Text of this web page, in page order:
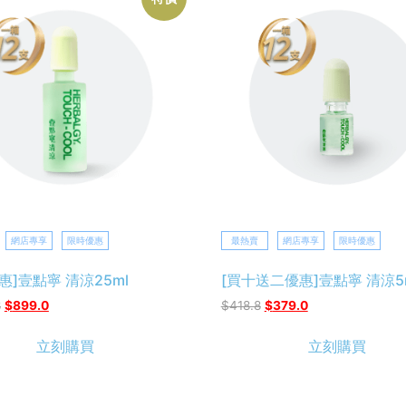
網店專享 限時優惠
]壹點寧 清涼25ml
$899.0
立刻購買
最熱賣 網店專享 限時優惠
[買十送二優惠]壹點寧 清涼
$418.8 $379.0
立刻購買